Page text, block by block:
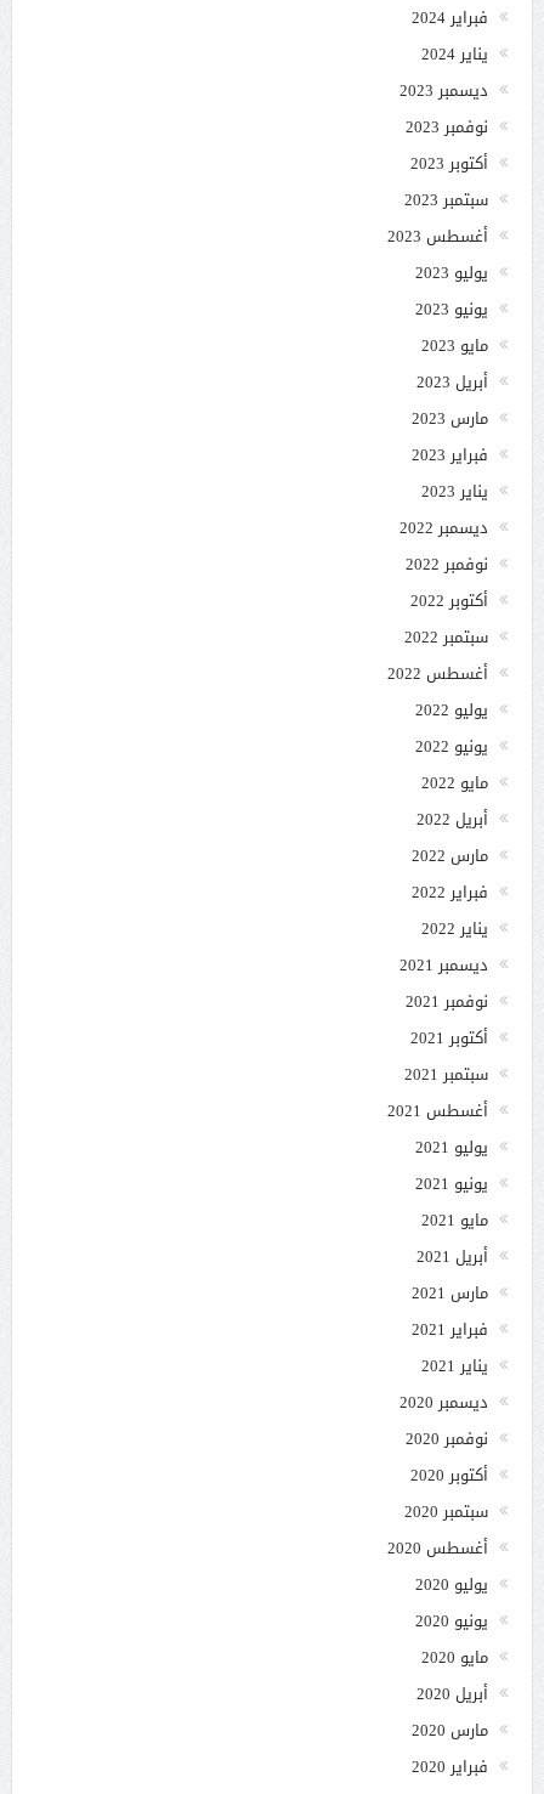
فبراير 2024
يناير 2024
ديسمبر 2023
نوفمبر 2023
أكتوبر 2023
سبتمبر 2023
أغسطس 2023
يوليو 2023
يونيو 2023
مايو 2023
أبريل 2023
مارس 2023
فبراير 2023
يناير 2023
ديسمبر 2022
نوفمبر 2022
أكتوبر 2022
سبتمبر 2022
أغسطس 2022
يوليو 2022
يونيو 2022
مايو 2022
أبريل 2022
مارس 2022
فبراير 2022
يناير 2022
ديسمبر 2021
نوفمبر 2021
أكتوبر 2021
سبتمبر 2021
أغسطس 2021
يوليو 2021
يونيو 2021
مايو 2021
أبريل 2021
مارس 2021
فبراير 2021
يناير 2021
ديسمبر 2020
نوفمبر 2020
أكتوبر 2020
سبتمبر 2020
أغسطس 2020
يوليو 2020
يونيو 2020
مايو 2020
أبريل 2020
مارس 2020
فبراير 2020